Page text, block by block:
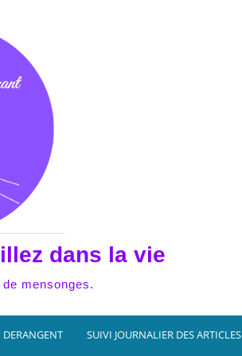
dans la vie
mensonges.
DERANGENT SUIVI JOURNALIER DES ARTICLES